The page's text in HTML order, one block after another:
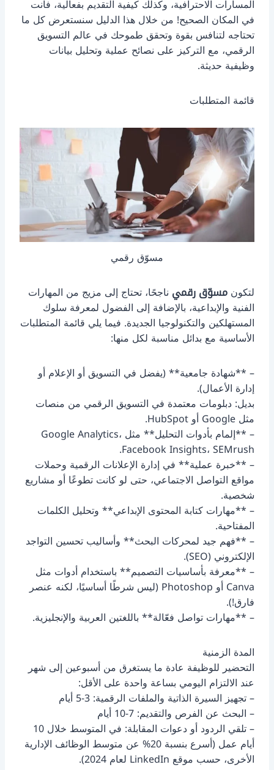
المسارات الاحترافية، وكذلك كيفية التقديم بفعالية، فأنت
في المكان الصحيح! من خلال هذا الدليل سنستعرض كل ما
تحتاجه لتنافس بقوة وتحقق طموحك في عالم التسويق
الرقمي، مع التركيز على نصائح عملية وتحليل بيانات
وظيفية حديثة.
قائمة المتطلبات
مسوّق رقمي
لتكونمسوّق رقمي ناجحًا، تحتاج إلى مزيج من المهارات
الفنية والإبداعية، بالإضافة إلى الفضول لمعرفة سلوك
المستهلكين والتكنولوجيا الجديدة. فيما يلي قائمة المتطلبات
الأساسية مع بدائل مناسبة لكل منها:
– **شهادة جامعية** (يفضل في التسويق أو الإعلام أو
إدارة الأعمال).
بديل: دبلومات معتمدة في التسويق الرقمي من منصات
مثل Google أو HubSpot.
– **إلمام بأدوات التحليل** مثل Google Analytics،
Facebook Insights، SEMrush.
– **خبرة عملية** في إدارة الإعلانات الرقمية وحملات
مواقع التواصل الاجتماعي، حتى لو كانت تطوعًا أو مشاريع
شخصية.
– **مهارات كتابة المحتوى الإبداعي** وتحليل الكلمات
المفتاحية.
– **فهم جيد لمحركات البحث** وأساليب تحسين التواجد
الإلكتروني (SEO).
– **معرفة بأساسيات التصميم** باستخدام أدوات مثل
Canva أو Photoshop (ليس شرطًا أساسيًا، لكنه عنصر
فارق!).
– **مهارات تواصل فعّالة** باللغتين العربية والإنجليزية.
المدة الزمنية
التحضير للوظيفة عادة ما يستغرق من أسبوعين إلى شهر
عند الالتزام اليومي بساعة واحدة على الأقل:
– تجهيز السيرة الذاتية والملفات الرقمية: 3-5 أيام
– البحث عن الفرص والتقديم: 7-10 أيام
– تلقي الردود أو دعوات المقابلة: في المتوسط خلال 10
أيام عمل (أسرع بنسبة 20% عن متوسط الوظائف الإدارية
الأخرى، حسب موقع LinkedIn لعام 2024).